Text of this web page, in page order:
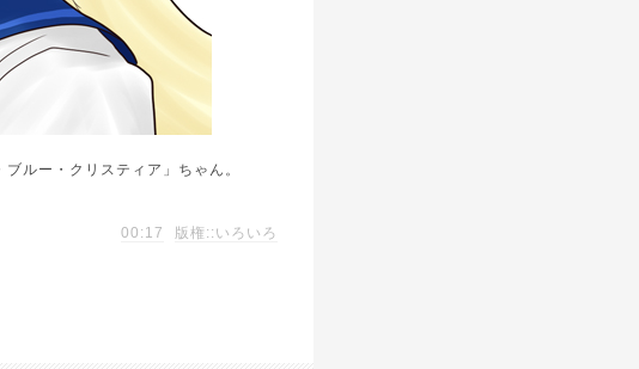
ルー・クリスティア」ちゃん。
00:17 版権::いろいろ